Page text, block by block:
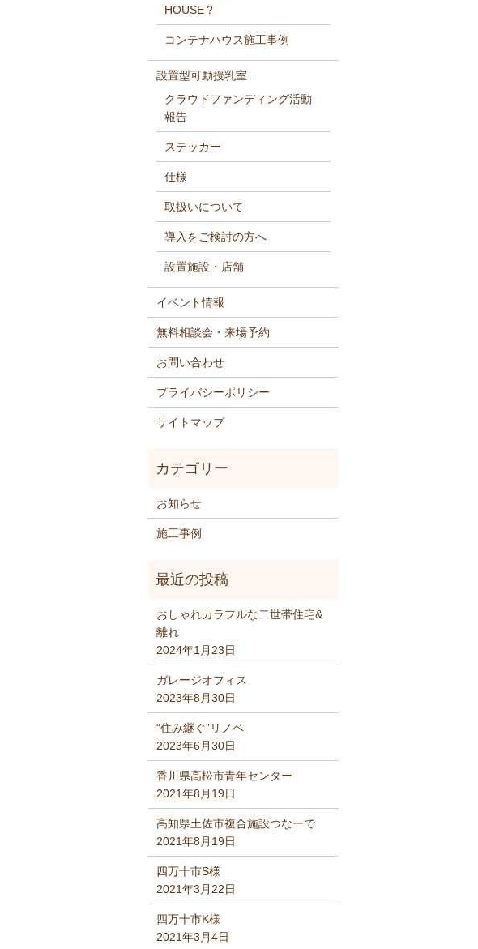
HOUSE？
コンテナハウス施工事例
設置型可動授乳室
クラウドファンディング活動
報告
ステッカー
仕様
取扱いについて
導入をご検討の方へ
設置施設・店舗
イベント情報
無料相談会・来場予約
お問い合わせ
プライバシーポリシー
サイトマップ
お知らせ
施工事例
おしゃれカラフルな二世帯住宅&
離れ
2024年1月23日
ガレージオフィス
2023年8月30日
“住み継ぐ”リノベ
2023年6月30日
香川県高松市青年センター
2021年8月19日
高知県土佐市複合施設つなーで
2021年8月19日
四万十市S様
2021年3月22日
四万十市K様
2021年3月4日